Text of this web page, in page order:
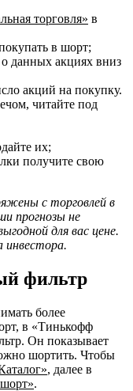
торговля» в
в шорт;
данных акциях вниз
акций на покупку.
читайте под
их;
получите свою
с торговлей в
прогнозы не
для вас цене.
инвестора.
фильтр
более
в «Тинькофф
Он показывает
шортить. Чтобы
, далее в
.